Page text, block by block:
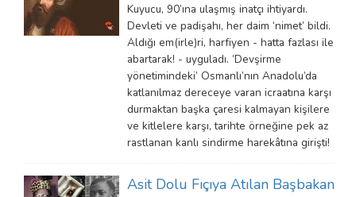
Kuyucu, 90’ına ulaşmış inatçı ihtiyardı.
Devleti ve padişahı, her daim ‘nimet’ bildi.
Aldığı em(irle)ri, harfiyen - hatta fazlası ile
abartarak! - uyguladı. ‘Devşirme
yönetimindeki’ Osmanlı’nın Anadolu’da
katlanılmaz dereceye varan icraatına karşı
durmaktan başka çaresi kalmayan kişilere
ve kitlelere karşı, tarihte örneğine pek az
rastlanan kanlı sindirme harekâtına girişti!
Asit Dolu Fıçıya Atılan Başbakan